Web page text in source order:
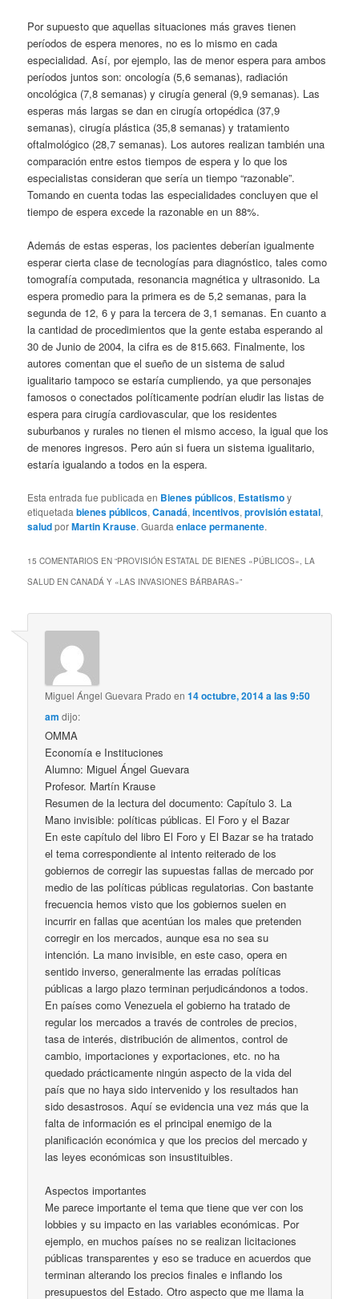
Por supuesto que aquellas situaciones más graves tienen
períodos de espera menores, no es lo mismo en cada
especialidad. Así, por ejemplo, las de menor espera para ambos
períodos juntos son: oncología (5,6 semanas), radiación
oncológica (7,8 semanas) y cirugía general (9,9 semanas). Las
esperas más largas se dan en cirugía ortopédica (37,9
semanas), cirugía plástica (35,8 semanas) y tratamiento
oftalmológico (28,7 semanas). Los autores realizan también una
comparación entre estos tiempos de espera y lo que los
especialistas consideran que sería un tiempo “razonable”.
Tomando en cuenta todas las especialidades concluyen que el
tiempo de espera excede la razonable en un 88%.
Además de estas esperas, los pacientes deberían igualmente
esperar cierta clase de tecnologías para diagnóstico, tales como
tomografía computada, resonancia magnética y ultrasonido. La
espera promedio para la primera es de 5,2 semanas, para la
segunda de 12, 6 y para la tercera de 3,1 semanas. En cuanto a
la cantidad de procedimientos que la gente estaba esperando al
30 de Junio de 2004, la cifra es de 815.663. Finalmente, los
autores comentan que el sueño de un sistema de salud
igualitario tampoco se estaría cumpliendo, ya que personajes
famosos o conectados políticamente podrían eludir las listas de
espera para cirugía cardiovascular, que los residentes
suburbanos y rurales no tienen el mismo acceso, la igual que los
de menores ingresos. Pero aún si fuera un sistema igualitario,
estaría igualando a todos en la espera.
Esta entrada fue publicada en Bienes públicos, Estatismoy
etiquetadabienes públicos,Canadá,incentivos,provisión estatal,
saludporMartin Krause. Guardaenlace permanente.
15 COMENTARIOS EN “PROVISIÓN ESTATAL DE BIENES «PÚBLICOS», LA
SALUD EN CANADÁ Y «LAS INVASIONES BÁRBARAS»”
Miguel Ángel Guevara Prado en14 octubre, 2014 a las 9:50
am dijo:
OMMA
Economía e Instituciones
Alumno: Miguel Ángel Guevara
Profesor. Martín Krause
Resumen de la lectura del documento: Capítulo 3. La
Mano invisible: políticas públicas. El Foro y el Bazar
En este capítulo del libro El Foro y El Bazar se ha tratado
el tema correspondiente al intento reiterado de los
gobiernos de corregir las supuestas fallas de mercado por
medio de las políticas públicas regulatorias. Con bastante
frecuencia hemos visto que los gobiernos suelen en
incurrir en fallas que acentúan los males que pretenden
corregir en los mercados, aunque esa no sea su
intención. La mano invisible, en este caso, opera en
sentido inverso, generalmente las erradas políticas
públicas a largo plazo terminan perjudicándonos a todos.
En países como Venezuela el gobierno ha tratado de
regular los mercados a través de controles de precios,
tasa de interés, distribución de alimentos, control de
cambio, importaciones y exportaciones, etc. no ha
quedado prácticamente ningún aspecto de la vida del
país que no haya sido intervenido y los resultados han
sido desastrosos. Aquí se evidencia una vez más que la
falta de información es el principal enemigo de la
planificación económica y que los precios del mercado y
las leyes económicas son insustituibles.
Aspectos importantes
Me parece importante el tema que tiene que ver con los
lobbies y su impacto en las variables económicas. Por
ejemplo, en muchos países no se realizan licitaciones
públicas transparentes y eso se traduce en acuerdos que
terminan alterando los precios finales e inflando los
presupuestos del Estado. Otro aspecto que me llama la